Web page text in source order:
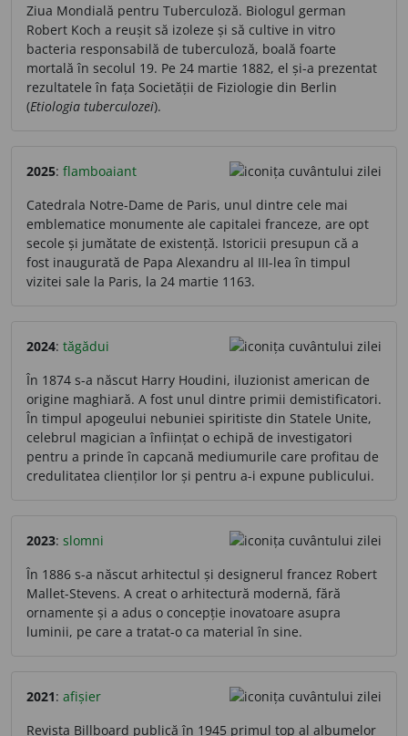
Ziua Mondială pentru Tuberculoză. Biologul german
Robert Koch a reușit să izoleze și să cultive in vitro
bacteria responsabilă de tuberculoză, boală foarte
mortală în secolul 19. Pe 24 martie 1882, el și-a prezentat
rezultatele în fața Societății de Fiziologie din Berlin
(Etiologia tuberculozei).
2025: flamboaiant
Catedrala Notre-Dame de Paris, unul dintre cele mai
emblematice monumente ale capitalei franceze, are opt
secole și jumătate de existență. Istoricii presupun că a
fost inaugurată de Papa Alexandru al III-lea în timpul
vizitei sale la Paris, la 24 martie 1163.
2024: tăgădui
În 1874 s-a născut Harry Houdini, iluzionist american de
origine maghiară. A fost unul dintre primii demistificatori.
În timpul apogeului nebuniei spiritiste din Statele Unite,
celebrul magician a înființat o echipă de investigatori
pentru a prinde în capcană mediumurile care profitau de
credulitatea clienților lor și pentru a-i expune publicului.
2023: slomni
În 1886 s-a născut arhitectul și designerul francez Robert
Mallet-Stevens. A creat o arhitectură modernă, fără
ornamente și a adus o concepție inovatoare asupra
luminii, pe care a tratat-o ca material în sine.
2021: afișier
Revista Billboard publică în 1945 primul top al albumelor